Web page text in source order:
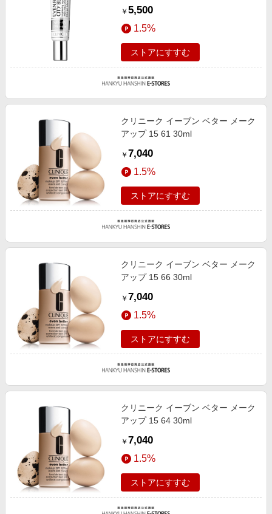
￥ 5,500
1.5%
ストアにすすむ
クリニーク イーブン ベター メーク
アップ 15 61 30ml
￥ 7,040
1.5%
ストアにすすむ
クリニーク イーブン ベター メーク
アップ 15 66 30ml
￥ 7,040
1.5%
ストアにすすむ
クリニーク イーブン ベター メーク
アップ 15 64 30ml
￥ 7,040
1.5%
ストアにすすむ